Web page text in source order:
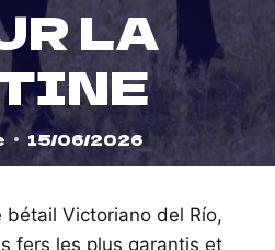
LA
15/06/2026
Victoriano del Río,
fers les plus garantis et